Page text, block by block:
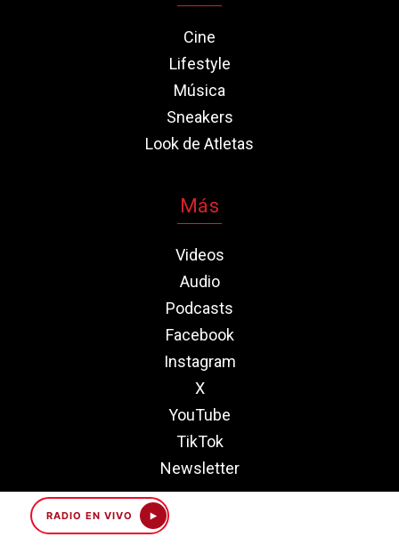
RADIO EN VIVO
Cine
Lifestyle
Música
Sneakers
Look de Atletas
Más
Videos
Audio
Podcasts
Facebook
Instagram
X
YouTube
TikTok
Newsletter